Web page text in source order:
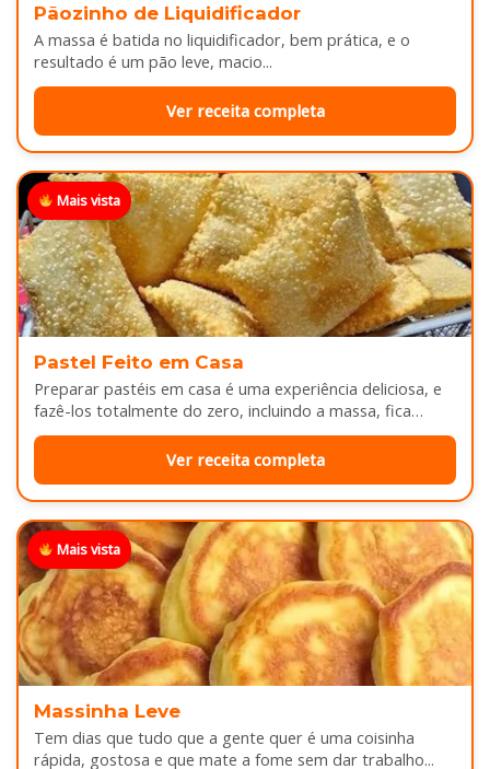
Pãozinho de Liquidificador
A massa é batida no liquidificador, bem prática, e o
resultado é um pão leve, macio...
Ver receita completa
Mais vista
Pastel Feito em Casa
Preparar pastéis em casa é uma experiência deliciosa, e
fazê-los totalmente do zero, incluindo a massa, fica
melhor ainda...
Ver receita completa
Mais vista
Massinha Leve
Tem dias que tudo que a gente quer é uma coisinha
rápida, gostosa e que mate a fome sem dar trabalho...